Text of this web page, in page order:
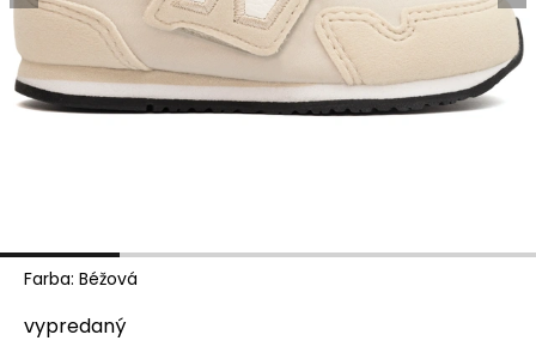
Farba: Béžová
vypredaný